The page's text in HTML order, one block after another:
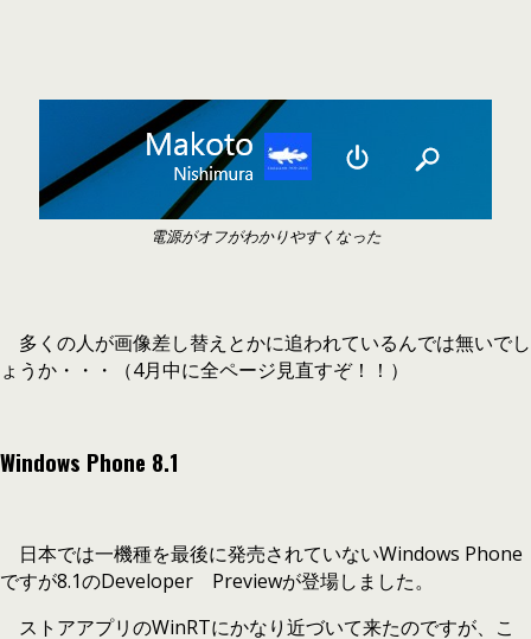
電源がオフがわかりやすくなった
多くの人が画像差し替えとかに追われているんでは無いでし
ょうか・・・（4月中に全ページ見直すぞ！！）
Windows Phone 8.1
日本では一機種を最後に発売されていないWindows Phone
ですが8.1のDeveloper Previewが登場しました。
ストアアプリのWinRTにかなり近づいて来たのですが、こ